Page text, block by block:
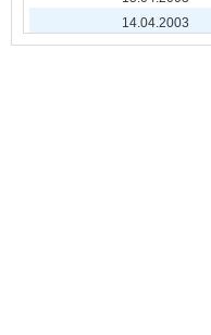
14.04.2003